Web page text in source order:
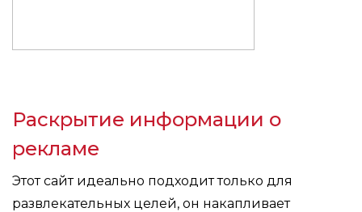
Раскрытие информации о
рекламе
Этот сайт идеально подходит только для
развлекательных целей, он накапливает